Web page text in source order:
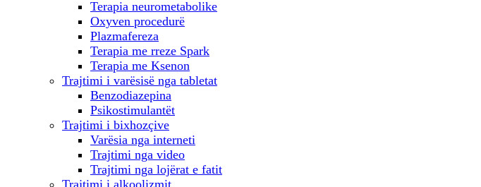
Terapia neurometabolike
Oxyven procedurë
Plazmafereza
Terapia me rreze Spark
Terapia me Ksenon
Trajtimi i varësisë nga tabletat
Benzodiazepina
Psikostimulantët
Trajtimi i bixhozçive
Varësia nga interneti
Trajtimi nga video
Trajtimi nga lojërat e fatit
Trajtimi i alkoolizmit